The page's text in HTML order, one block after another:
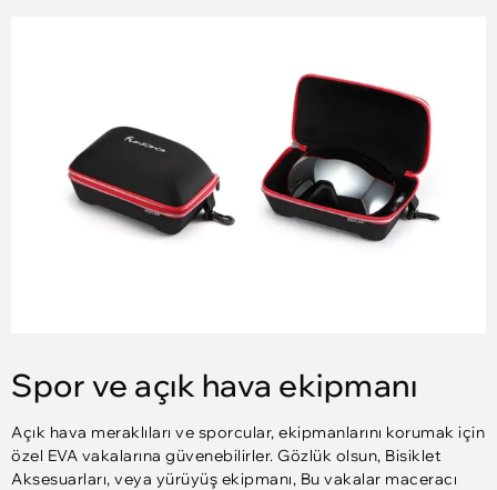
Spor ve açık hava ekipmanı
Açık hava meraklıları ve sporcular, ekipmanlarını korumak için
özel EVA vakalarına güvenebilirler. Gözlük olsun, Bisiklet
Aksesuarları, veya yürüyüş ekipmanı, Bu vakalar maceracı